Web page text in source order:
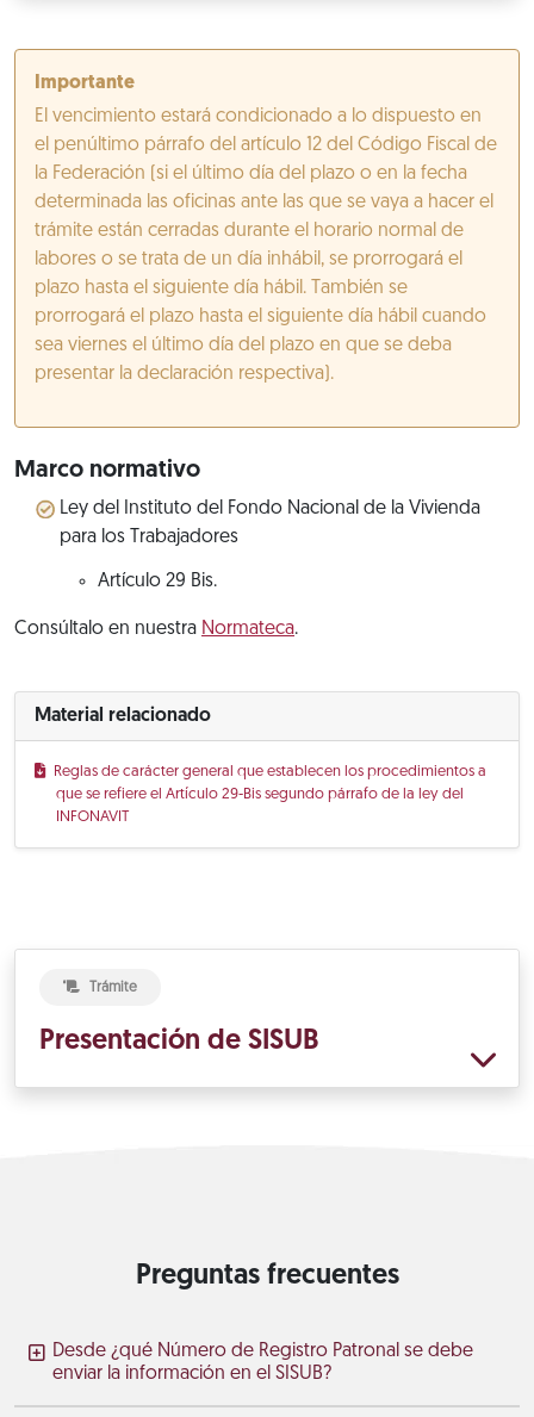
Importante
El vencimiento estará condicionado a lo dispuesto en
el penúltimo párrafo del artículo 12 del Código Fiscal de
la Federación (si el último día del plazo o en la fecha
determinada las oficinas ante las que se vaya a hacer el
trámite están cerradas durante el horario normal de
labores o se trata de un día inhábil, se prorrogará el
plazo hasta el siguiente día hábil. También se
prorrogará el plazo hasta el siguiente día hábil cuando
sea viernes el último día del plazo en que se deba
presentar la declaración respectiva).
Marco normativo
Ley del Instituto del Fondo Nacional de la Vivienda
para los Trabajadores
Artículo 29 Bis.
Consúltalo en nuestra Normateca.
Material relacionado
Reglas de carácter general que establecen los procedimientos a
que se refiere el Artículo 29-Bis segundo párrafo de la ley del
INFONAVIT
Trámite
Presentación de SISUB
Preguntas frecuentes
Desde ¿qué Número de Registro Patronal se debe
enviar la información en el SISUB?